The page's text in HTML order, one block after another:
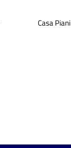
Casa Piani